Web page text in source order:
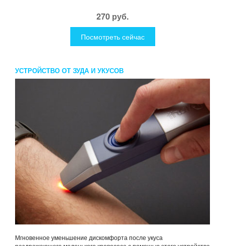
270 руб.
Посмотреть сейчас
УСТРОЙСТВО ОТ ЗУДА И УКУСОВ
Мгновенное уменьшение дискомфорта после укуса